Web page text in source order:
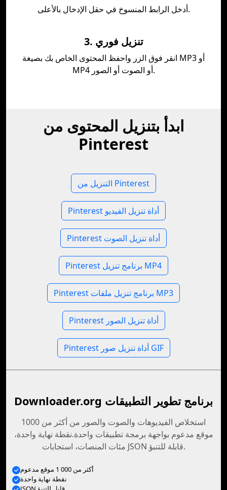
أدخل الرابط المنسوخ في حقل الإدخال بالأعلى.
3. تنزيل فوري
انقر فوق الزر واحفظ المحتوى الخاص بك بصيغة MP3 أو
MP4 أو الصوت أو الصور.
ابدأ بتنزيل المحتوى من
Pinterest
التنزيل من Pinterest
Pinterest أداة تنزيل الفيديو
Pinterest أداة تنزيل الصوت
Pinterest برنامج تنزيل MP4
Pinterest برنامج تنزيل ملفات MP3
Pinterest أداة تنزيل الصور
Pinterest أداة تنزيل صور GIF
Downloader.org برنامج تطوير التطبيقات
استخلاص الفيديوهات والصوت والصور من أكثر من 1000
موقع مدعوم بواجهة برمجة تطبيقات واحدة.نقطة نهاية واحدة،
مئات المنصات، استجابات JSON قابلة للتنبؤ.
أكثر من 000 1 موقع مدعوم
نقطة نهاية واحدة